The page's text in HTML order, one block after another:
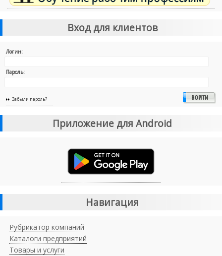
Вход для клиентов
Логин:
Пароль:
Забыли пароль?
Приложение для Android
Навигация
Рубрикатор компаний
Каталоги предприятий
Товары и услуги